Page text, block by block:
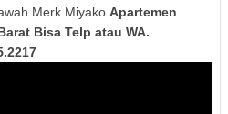
Merk Miyako Apartemen
Bisa Telp atau WA.